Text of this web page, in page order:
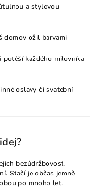
a stylovou
domov ožil barvami
potěší každého milovníka
oslavy či svatební
bezúdržbovost.
Stačí je občas jemně
po mnoho let.